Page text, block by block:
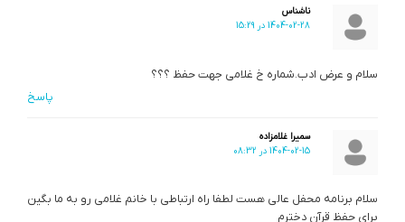
ناشناس
1404-02-28 در 15:29
سلام و عرض ادب.شماره خ غلامی جهت حفظ ؟؟؟
پاسخ
سمیرا غلامزاده
1404-02-15 در 08:32
سلام برنامه محفل عالی هست لطفا راه ارتباطی با خانم غلامی رو به ما بگین
برای حفظ قرآن دخترم